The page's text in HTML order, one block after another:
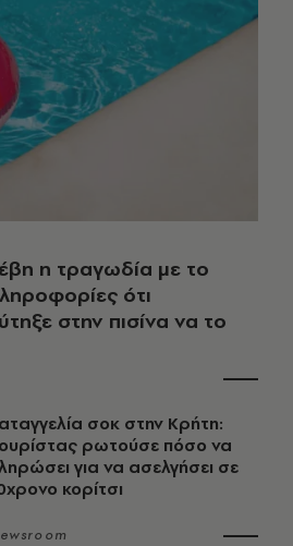
η τραγωδία με το
ότι
στην πισίνα να το
σοκ στην Κρήτη:
ρωτούσε πόσο να
για να ασελγήσει σε
κορίτσι